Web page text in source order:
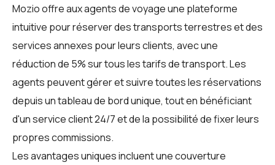
Mozio offre aux agents de voyage une plateforme
intuitive pour réserver des transports terrestres et des
services annexes pour leurs clients, avec une
réduction de 5% sur tous les tarifs de transport. Les
agents peuvent gérer et suivre toutes les réservations
depuis un tableau de bord unique, tout en bénéficiant
d'un service client 24/7 et de la possibilité de fixer leurs
propres commissions.
Les avantages uniques incluent une couverture